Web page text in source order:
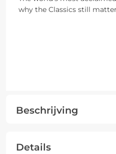
why the Classics still matter
Beschrijving
Details